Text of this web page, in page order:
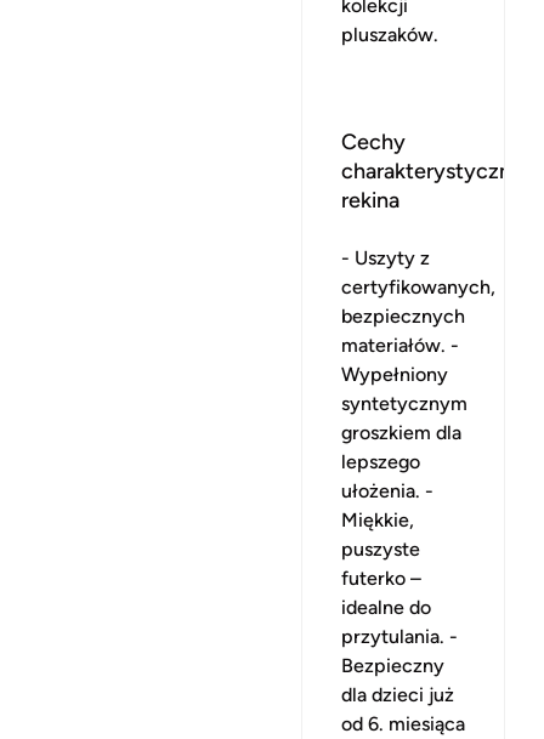
kolekcji
pluszaków.
Cechy
charakterystyczne
rekina
- Uszyty z
certyfikowanych,
bezpiecznych
materiałów. -
Wypełniony
syntetycznym
groszkiem dla
lepszego
ułożenia. -
Miękkie,
puszyste
futerko –
idealne do
przytulania. -
Bezpieczny
dla dzieci już
od 6. miesiąca